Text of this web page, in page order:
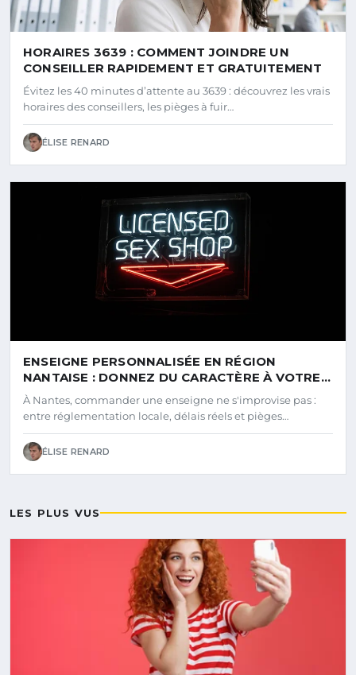
HORAIRES 3639 : COMMENT JOINDRE UN
CONSEILLER RAPIDEMENT ET GRATUITEMENT
Évitez les 40 minutes d’attente au 3639 : découvrez les vrais
horaires des conseillers, les pièges à fuir…
ÉLISE RENARD
ENSEIGNE PERSONNALISÉE EN RÉGION
NANTAISE : DONNEZ DU CARACTÈRE À VOTRE
COMMERCE
À Nantes, commander une enseigne ne s'improvise pas :
entre réglementation locale, délais réels et pièges…
ÉLISE RENARD
LES PLUS VUS